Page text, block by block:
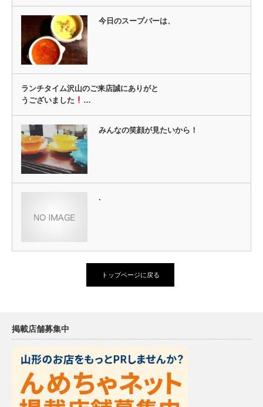
今日のスープバーは、
ランチタイム沢山のご来店誠にありがと
うございました
…
みんなの笑顔が見たいから！
.
トップページに戻る
掲載店舗募集中